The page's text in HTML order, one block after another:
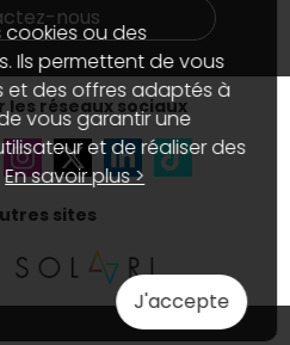
nous
réseaux sociaux
sites
cookies ou des
Ils permettent de vous
et des offres adaptés à
vous garantir une
et de réaliser des
En savoir plus >
J'accepte